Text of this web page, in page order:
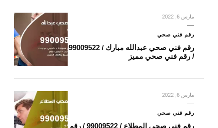
مارس 6, 2022
رقم فني صحي
رقم فني صحي عبدالله مبارك / 99009522
/ رقم فني صحي مميز
مارس 6, 2022
رقم فني صحي
رقم فني صحي المطلاع / 99009522 / رقم